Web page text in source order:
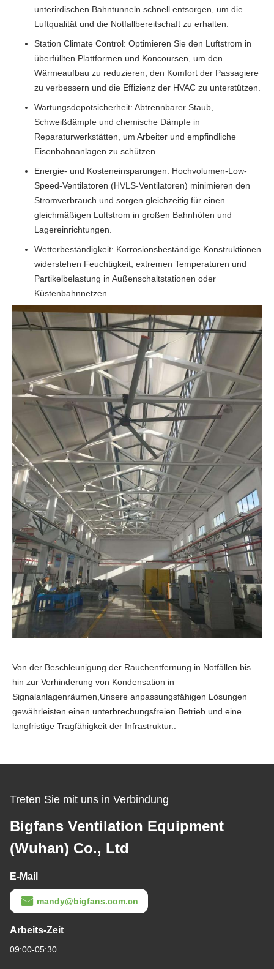
unterirdischen Bahntunneln schnell entsorgen, um die
Luftqualität und die Notfallbereitschaft zu erhalten.
Station Climate Control: Optimieren Sie den Luftstrom in
überfüllten Plattformen und Koncoursen, um den
Wärmeaufbau zu reduzieren, den Komfort der Passagiere
zu verbessern und die Effizienz der HVAC zu unterstützen.
Wartungsdepotsicherheit: Abtrennbarer Staub,
Schweißdämpfe und chemische Dämpfe in
Reparaturwerkstätten, um Arbeiter und empfindliche
Eisenbahnanlagen zu schützen.
Energie- und Kosteneinsparungen: Hochvolumen-Low-
Speed-Ventilatoren (HVLS-Ventilatoren) minimieren den
Stromverbrauch und sorgen gleichzeitig für einen
gleichmäßigen Luftstrom in großen Bahnhöfen und
Lagereinrichtungen.
Wetterbeständigkeit: Korrosionsbeständige Konstruktionen
widerstehen Feuchtigkeit, extremen Temperaturen und
Partikelbelastung in Außenschaltstationen oder
Küstenbahnnetzen.
Von der Beschleunigung der Rauchentfernung in Notfällen bis
hin zur Verhinderung von Kondensation in
Signalanlagenräumen,Unsere anpassungsfähigen Lösungen
gewährleisten einen unterbrechungsfreien Betrieb und eine
langfristige Tragfähigkeit der Infrastruktur..
Treten Sie mit uns in Verbindung
Bigfans Ventilation Equipment
(Wuhan) Co., Ltd
E-Mail
mandy@bigfans.com.cn
Arbeits-Zeit
09:00-05:30